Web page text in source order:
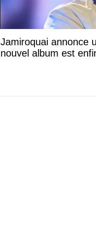
Jamiroquai annonce
nouvel album est